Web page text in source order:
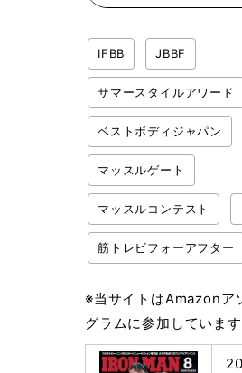
IFBB JBBF
サマースタイルアワード
ベストボディジャパン
マッスルゲート
マッスルコンテスト
筋トレビフォーアフター
※当サイトはAmazonア
グラムに参加しています